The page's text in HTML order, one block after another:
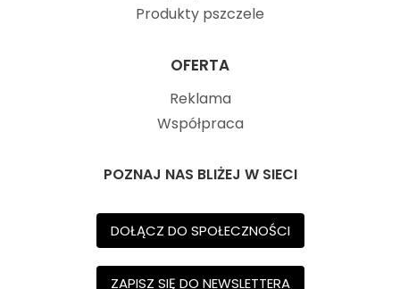
Produkty pszczele
OFERTA
Reklama
Współpraca
POZNAJ NAS BLIŻEJ W SIECI
DOŁĄCZ DO SPOŁECZNOŚCI
ZAPISZ SIĘ DO NEWSLETTERA